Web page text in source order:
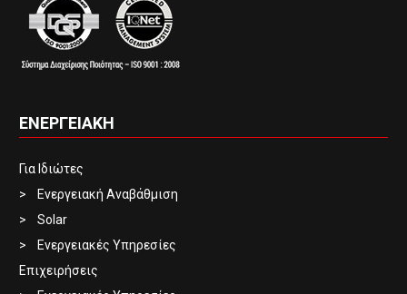
ΕΝΕΡΓΕΙΑΚΗ
Για Ιδιώτες
Ενεργειακή Αναβάθμιση
Solar
Ενεργειακές Υπηρεσίες
Επιχειρήσεις